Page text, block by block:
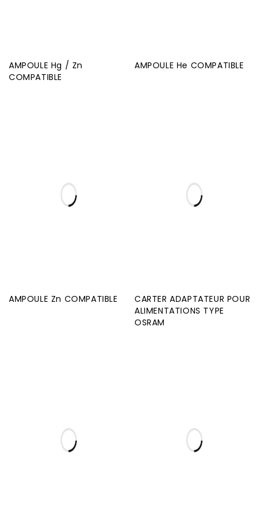
AMPOULE Hg / Zn
COMPATIBLE
AMPOULE He COMPATIBLE
AMPOULE Zn COMPATIBLE
CARTER ADAPTATEUR POUR
ALIMENTATIONS TYPE
OSRAM